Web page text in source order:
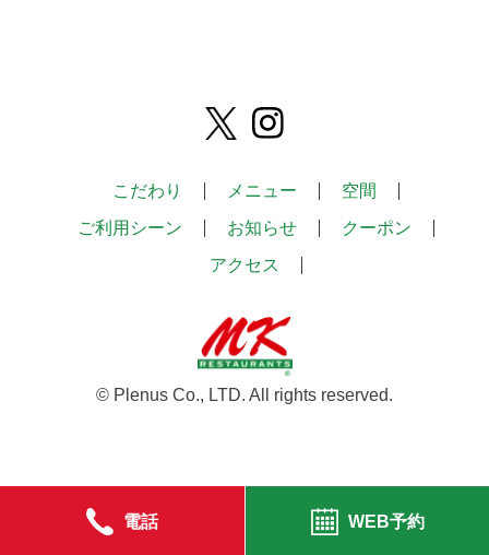
こだわり メニュー
空間
ご利用シーン
お知らせ
クーポン
アクセス
© Plenus Co., LTD. All rights reserved.
電話 WEB予約